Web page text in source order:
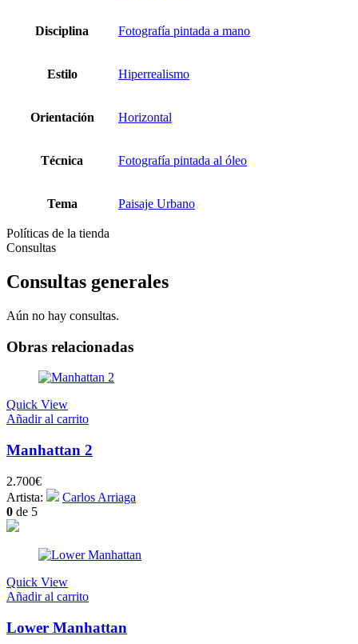
Disciplina Fotografía pintada a mano
Estilo Hiperrealismo
Orientación Horizontal
Técnica Fotografía pintada al óleo
Tema Paisaje Urbano
Políticas de la tienda
Consultas
Consultas generales
Aún no hay consultas.
Obras relacionadas
Quick View
Añadir al carrito
Manhattan 2
2.700€
Artista:
Carlos Arriaga
0 de 5
Quick View
Añadir al carrito
Lower Manhattan